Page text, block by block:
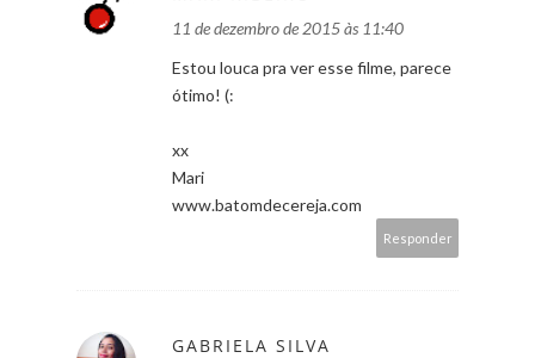
11 de dezembro de 2015 às 11:40
Estou louca pra ver esse filme, parece
ótimo! (:
xx
Mari
www.batomdecereja.com
Responder
GABRIELA SILVA